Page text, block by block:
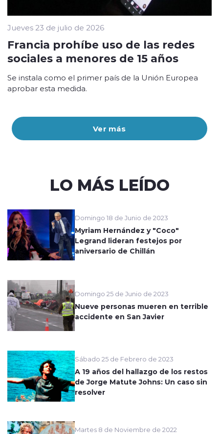
Ver más
Jueves 23 de julio de 2026
Francia prohíbe uso de las redes
sociales a menores de 15 años
Se instala como el primer país de la Unión Europea
aprobar esta medida.
LO MÁS LEÍDO
Domingo 18 de Junio de 2023
Myriam Hernández y "Coco"
Legrand lideran festejos por
aniversario de Chillán
Domingo 25 de Junio de 2023
Nueve personas mueren en terrible
accidente en San Javier
Sábado 25 de Febrero de 2023
A 19 años del hallazgo de los restos
de Jorge Matute Johns: Un caso sin
resolver
Martes 8 de Noviembre de 2022